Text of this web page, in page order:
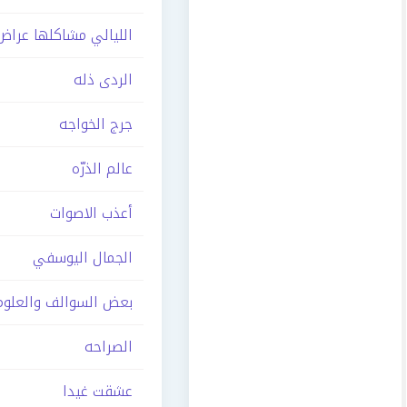
الليالي مشاكلها
الردى ذله
جرج الخواجه
عالم الذرّه
أعذب الاصوات
الجمال اليوسفي
بعض السوالف
الصراحه
عشقت غيدا